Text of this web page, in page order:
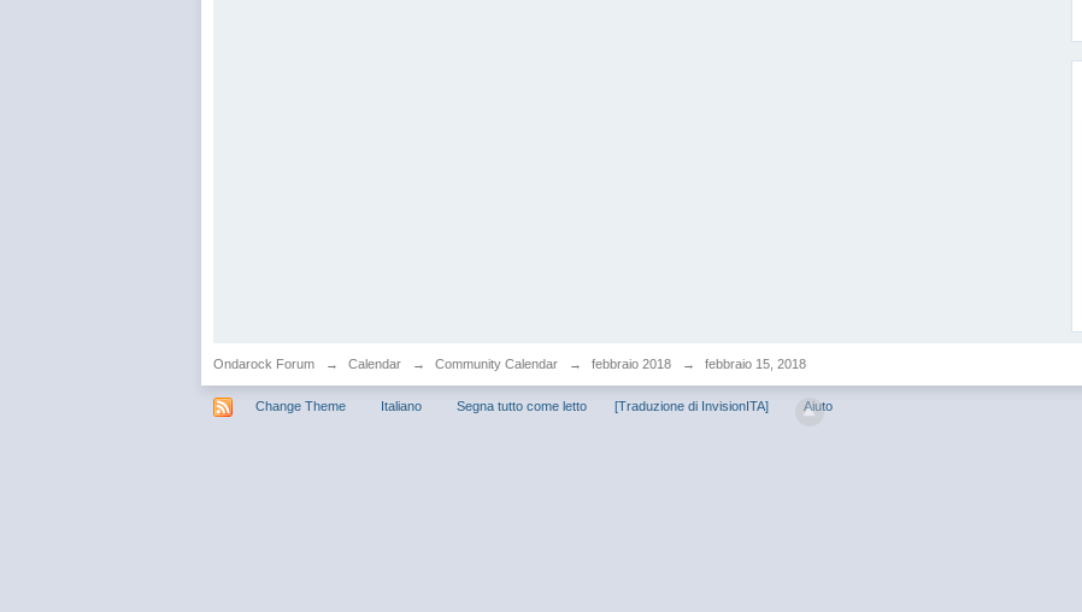
Ondarock Forum → Calendar → Community Calendar → febbraio 2018 → febbraio 15, 2018
Change Theme Italiano Segna tutto come letto [Traduzione di InvisionITA] Aiuto